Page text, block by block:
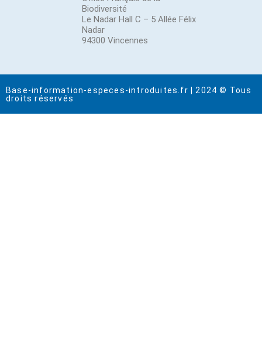
Biodiversité
Le Nadar Hall C – 5 Allée Félix
Nadar
94300 Vincennes
Base-information-especes-introduites.fr | 2024 © Tous
droits réservés